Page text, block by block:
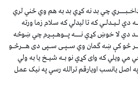
چي بد نه کړي بد به هم وي ځني لري
دي لـیـدلـي که تا لیدلي که سلام زما ورته
دي لا خوښ کړي نـــه پــوهـېـږم چي ښوڅه
څو کې ښه ګمان وي سـپـی سـپی دی هــرڅـو
مي ویلي که وای کړي نو بـه شیـخ یا به ولي
اصل یانسب اویارقم ترالله رسي په نیک عمل